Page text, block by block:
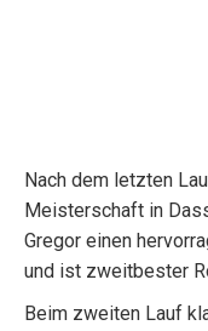
Nach dem letzten
Meisterschaft in
Gregor einen
und ist zweitbester
Beim zweiten Lauf